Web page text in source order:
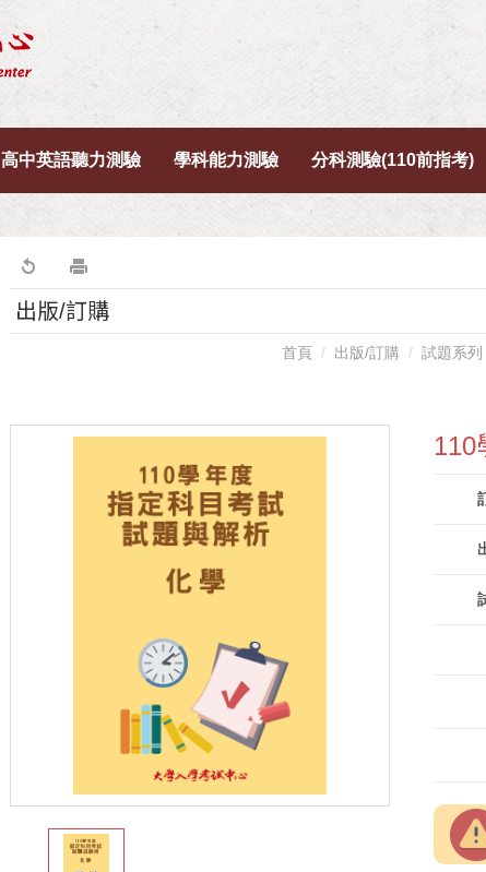
高中英語聽力測驗 學科能力測驗 分科測驗(110前指考)
出版/訂購
首頁 出版/訂購 試題系列
110